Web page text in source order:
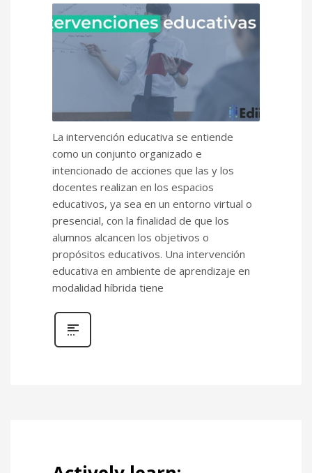
La intervención educativa se entiende
como un conjunto organizado e
intencionado de acciones que las y los
docentes realizan en los espacios
educativos, ya sea en un entorno virtual o
presencial, con la finalidad de que los
alumnos alcancen los objetivos o
propósitos educativos. Una intervención
educativa en ambiente de aprendizaje en
modalidad híbrida tiene